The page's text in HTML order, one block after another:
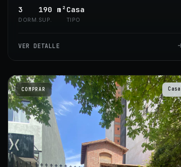
3
DORM.
190 m²
SUP.
Casa
TIPO
VER DETALLE
COMPRAR Casa